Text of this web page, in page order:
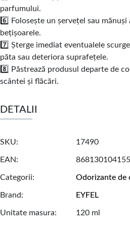
parfumului.
6️⃣ Folosește un șervețel sau
bețișoarele.
7️⃣ Șterge imediat eventualele
păta sau deteriora suprafețele.
8️⃣ Păstrează produsul departe de
scântei și flăcări.
DETALII
SKU 17490
EAN
Categorii Odorizante de
Brand EYFEL
Unitate masura 120 ml